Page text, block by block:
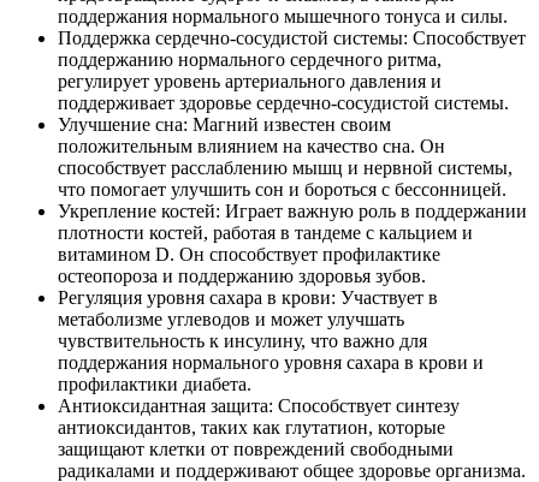
поддержания нормального мышечного тонуса и силы.
Поддержка сердечно-сосудистой системы: Способствует
поддержанию нормального сердечного ритма,
регулирует уровень артериального давления и
поддерживает здоровье сердечно-сосудистой системы.
Улучшение сна: Магний известен своим
положительным влиянием на качество сна. Он
способствует расслаблению мышц и нервной системы,
что помогает улучшить сон и бороться с бессонницей.
Укрепление костей: Играет важную роль в поддержании
плотности костей, работая в тандеме с кальцием и
витамином D. Он способствует профилактике
остеопороза и поддержанию здоровья зубов.
Регуляция уровня сахара в крови: Участвует в
метаболизме углеводов и может улучшать
чувствительность к инсулину, что важно для
поддержания нормального уровня сахара в крови и
профилактики диабета.
Антиоксидантная защита: Способствует синтезу
антиоксидантов, таких как глутатион, которые
защищают клетки от повреждений свободными
радикалами и поддерживают общее здоровье организма.